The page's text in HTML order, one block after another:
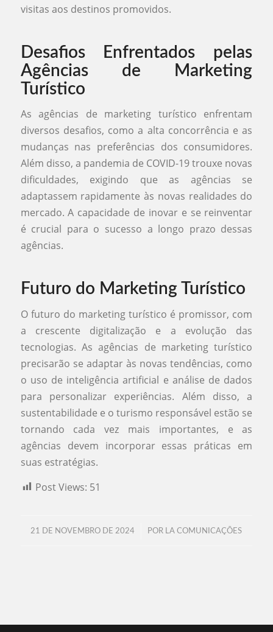
visitas aos destinos promovidos.
Desafios Enfrentados pelas
Agências de Marketing
Turístico
As agências de marketing turístico enfrentam
diversos desafios, como a alta concorrência e as
mudanças nas preferências dos consumidores.
Além disso, a pandemia de COVID-19 trouxe novas
dificuldades, exigindo que as agências se
adaptassem rapidamente às novas realidades do
mercado. A capacidade de inovar e se reinventar
é crucial para o sucesso a longo prazo dessas
agências.
Futuro do Marketing Turístico
O futuro do marketing turístico é promissor, com
a crescente digitalização e a evolução das
tecnologias. As agências de marketing turístico
precisarão se adaptar às novas tendências, como
o uso de inteligência artificial e análise de dados
para personalizar experiências. Além disso, a
sustentabilidade e o turismo responsável estão se
tornando cada vez mais importantes, e as
agências devem incorporar essas práticas em
suas estratégias.
Post Views: 51
21 DE NOVEMBRO DE 2024
/ POR LA COMUNICAÇÕES